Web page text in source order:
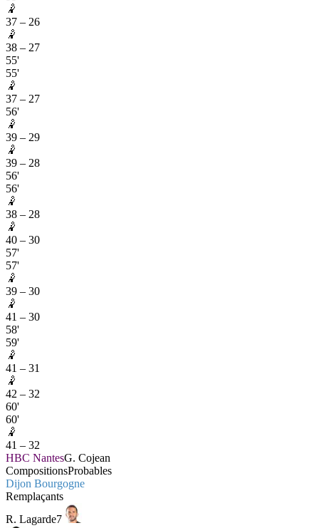
🤾
37 – 26
🤾
38 – 27
55'
55'
🤾
37 – 27
56'
🤾
39 – 29
🤾
39 – 28
56'
56'
🤾
38 – 28
🤾
40 – 30
57'
57'
🤾
39 – 30
🤾
41 – 30
58'
59'
🤾
41 – 31
🤾
42 – 32
60'
60'
🤾
41 – 32
HBC NantesG. Cojean
CompositionsProbables
Dijon Bourgogne
Remplaçants
R. Lagarde7